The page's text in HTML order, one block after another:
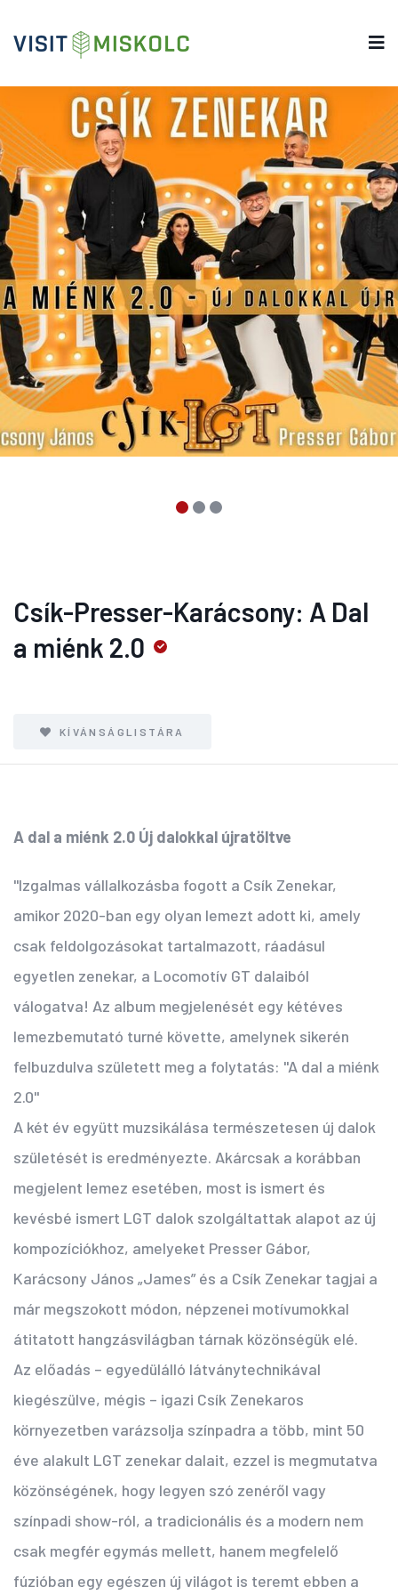
Csík-Presser-Karácsony: A Dal
a miénk 2.0
KÍVÁNSÁGLISTÁRA
A dal a miénk 2.0 Új dalokkal újratöltve
"Izgalmas vállalkozásba fogott a Csík Zenekar,
amikor 2020-ban egy olyan lemezt adott ki, amely
csak feldolgozásokat tartalmazott, ráadásul
egyetlen zenekar, a Locomotív GT dalaiból
válogatva! Az album megjelenését egy kétéves
lemezbemutató turné követte, amelynek sikerén
felbuzdulva született meg a folytatás: "A dal a miénk
2.0"
A két év együtt muzsikálása természetesen új dalok
születését is eredményezte. Akárcsak a korábban
megjelent lemez esetében, most is ismert és
kevésbé ismert LGT dalok szolgáltattak alapot az új
kompozíciókhoz, amelyeket Presser Gábor,
Karácsony János „James” és a Csík Zenekar tagjai a
már megszokott módon, népzenei motívumokkal
átitatott hangzásvilágban tárnak közönségük elé.
Az előadás – egyedülálló látványtechnikával
kiegészülve, mégis – igazi Csík Zenekaros
környezetben varázsolja színpadra a több, mint 50
éve alakult LGT zenekar dalait, ezzel is megmutatva
közönségének, hogy legyen szó zenéről vagy
színpadi show-ról, a tradicionális és a modern nem
csak megfér egymás mellett, hanem megfelelő
fúzióban egy egészen új világot is teremt ebben a